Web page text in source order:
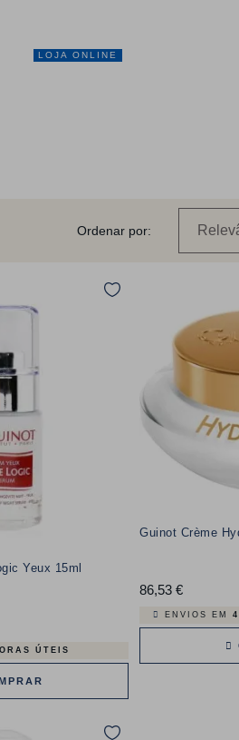
LOJA ONLINE
Ordenar por:
Yeux 15ml
ÚTEIS
Guinot Crème
86,53 €Preço
ENVIOS EM